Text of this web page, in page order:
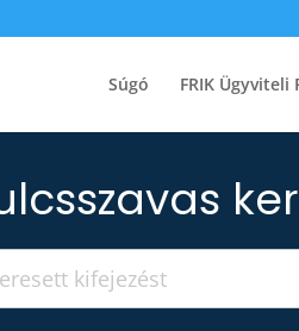
Súgó FRIK Ügyviteli